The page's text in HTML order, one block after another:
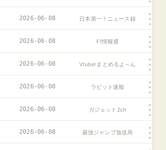
2026-06-08 日本第一！ニュース録
2026-06-08 F1情報通
2026-06-08 Vtuberまとめるよ～ん
2026-06-08 ラビット速報
2026-06-08 ガジェット2ch
2026-06-08 最強ジャンプ放送局